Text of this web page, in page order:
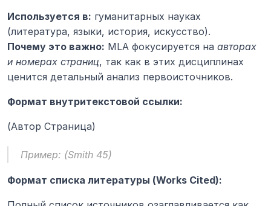
Используется в: гуманитарных науках
(литература, языки, история, искусство).
Почему это важно: MLA фокусируется на авторах
и номерах страниц, так как в этих дисциплинах
ценится детальный анализ первоисточников.
Формат внутритекстовой ссылки:
(Автор Страница)
Пример: (Smith 45)
Формат списка литературы (Works Cited):